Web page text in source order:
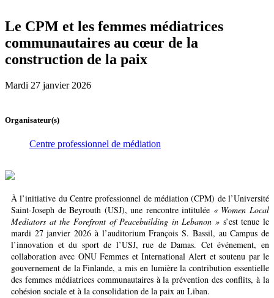
Le CPM et les femmes médiatrices
communautaires au cœur de la
construction de la paix
Mardi 27 janvier 2026
Organisateur(s)
Centre professionnel de médiation
À l’initiative du Centre professionnel de médiation (CPM) de l’Université
Saint-Joseph de Beyrouth (USJ), une rencontre intitulée « Women Local
Mediators at the Forefront of Peacebuilding in Lebanon » s’est tenue le
mardi 27 janvier 2026 à l’auditorium François S. Bassil, au Campus de
l’innovation et du sport de l’USJ, rue de Damas. Cet événement, en
collaboration avec ONU Femmes et International Alert et soutenu par le
gouvernement de la Finlande, a mis en lumière la contribution essentielle
des femmes médiatrices communautaires à la prévention des conflits, à la
cohésion sociale et à la consolidation de la paix au Liban.